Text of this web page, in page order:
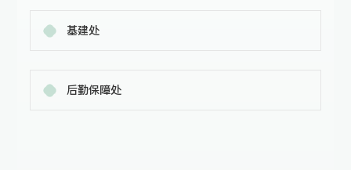
基建处
后勤保障处